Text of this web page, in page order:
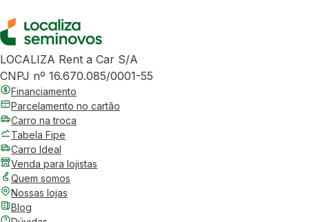
LOCALIZA Rent a Car S/A
CNPJ nº 16.670.085/0001-55
Financiamento
Parcelamento no cartão
Carro na troca
Tabela Fipe
Carro Ideal
Venda para lojistas
Quem somos
Nossas lojas
Blog